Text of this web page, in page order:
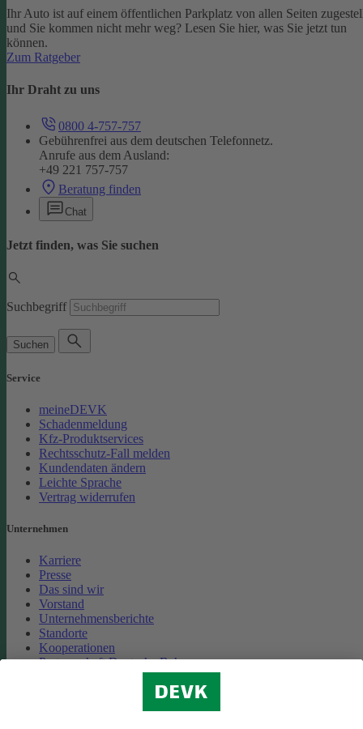
Ihr Auto ist auf einem öffentlichen Parkplatz von allen Seiten
und Sie kommen nicht mehr weg? Lesen Sie hier, was Sie jetzt tun
können.
Zum Ratgeber
Ihr Draht zu uns
0800 4-757-757
Gebührenfrei aus dem deutschen Telefonnetz.
Anrufe aus dem Ausland:
+49 221 757-757
Beratung finden
Chat
Jetzt finden, was Sie suchen
Suchbegriff
Suchen
Service
meineDEVK
Schadenmeldung
Kfz-Produktservices
Rechtsschutz-Fall melden
Kundendaten ändern
Leichte Sprache
Vertrag widerrufen
Unternehmen
Karriere
Presse
Das sind wir
Vorstand
Unternehmensberichte
Standorte
Kooperationen
Partnerschaft Deutsche Bahn